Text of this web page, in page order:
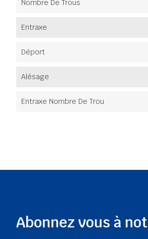
Nombre De Trous
Entraxe
Déport
Alésage
Entraxe Nombre De Trou
Abonnez vous à